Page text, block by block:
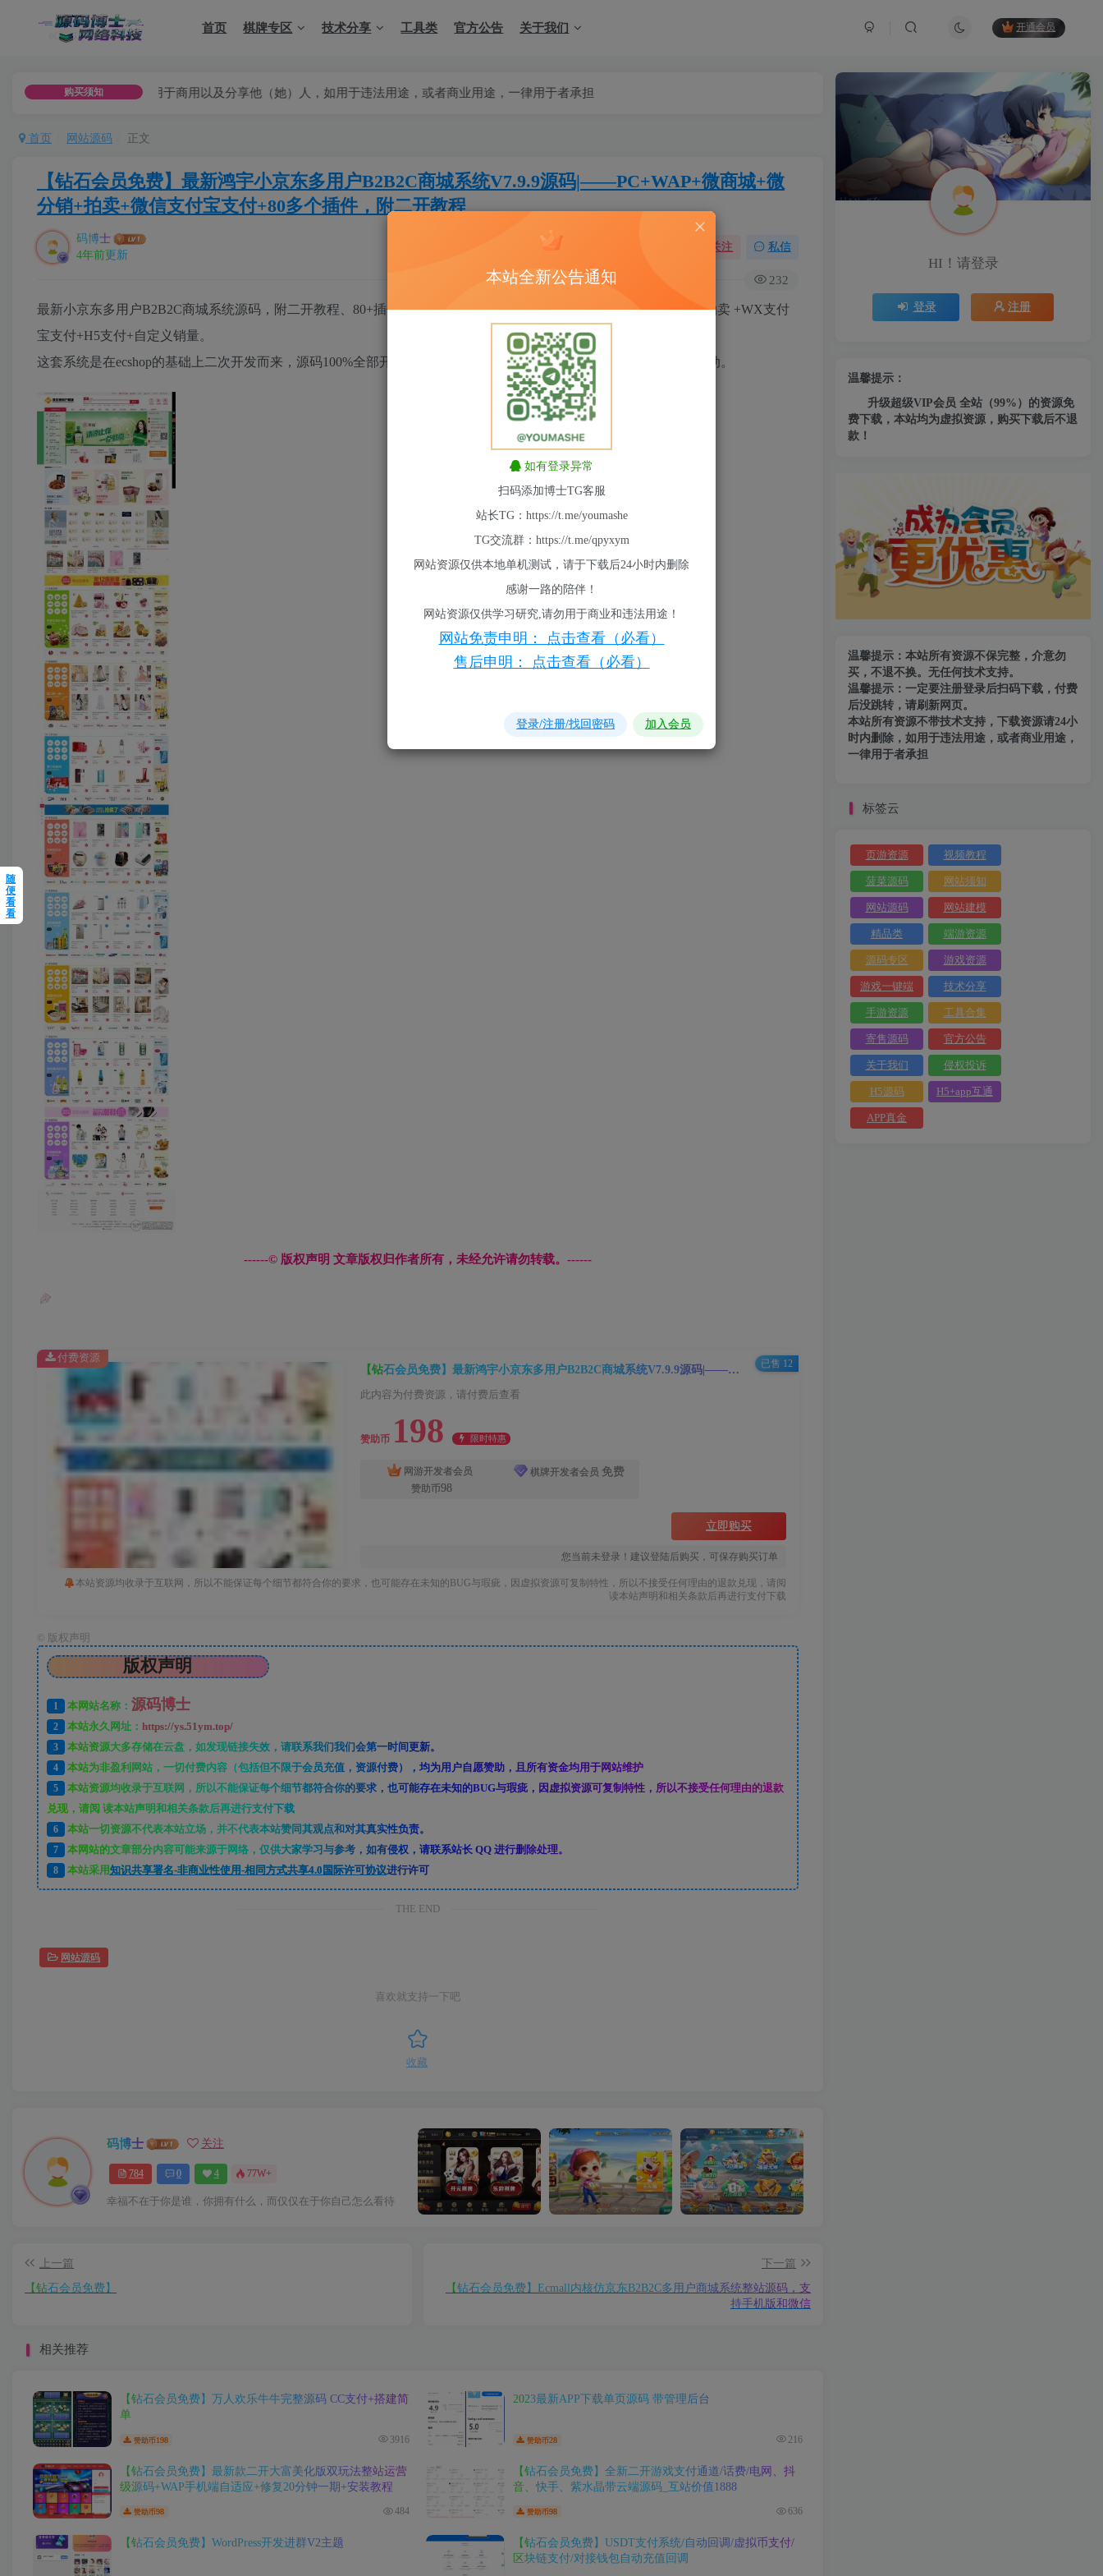
首页 棋牌专区 技术分享 工具类 官方公告 关于我们 开通会员
购买须知
习测试，不可用于商用以及分享他（她）人，如用于违法用途，或者商业用途，一律用于者承担
首页 网站源码 正文
【钻石会员免费】最新鸿宇小京东多用户B2B2C商城系统V7.9.9源码|——PC+WAP+微商城+微
分销+拍卖+微信支付宝支付+80多个插件，附二开教程
码博士
4年前更新
关注 私信
232
最新小京东多用户B2B2C商城系统源码，附二开教程、80+插件——PC端+手机端+微商城+微分销+拼团+供求+秒杀+拍卖 +WX支付
宝支付+H5支付+自定义销量。
这套系统是在ecshop的基础上二次开发而来，源码100%全部开放，还附带有二次开发视频教程，懂技术的可以任意改动。
------© 版权声明 文章版权归作者所有，未经允许请勿转载。------
【钻石会员免费】最新鸿宇小京东多用户B2B2C商城系统V7.9.9源码|——PC+WAP+微商城+微分销+拍卖+微信支付宝支付+80多个插件，附二开教程
此内容为付费资源，请付费后查看
赞助币 198 限时特惠
网游开发者会员
赞助币98
棋牌开发者会员 免费
立即购买
您当前未登录！建议登陆后购买，可保存购买订单
本站资源均收录于互联网，所以不能保证每个细节都符合你的要求，也可能存在未知的BUG与瑕疵，因虚拟资源可复制特性，所以不接受任何理由的退款兑现，请阅
读本站声明和相关条款后再进行支付下载
付费资源
已售 12
版权声明
版权声明
1 本网站名称： 源码博士
2 本站永久网址： https://ys.51ym.top/
3
本站资源大多存储在云盘，如发现链接失效，请联系我们我们会第一时间更新。
4
本站为非盈利网站，一切付费内容（包括但不限于会员充值，资源付费），均为用户自愿赞助，且所有资金均用于网站维护
5
本站资源均收录于互联网，所以不能保证每个细节都符合你的要求，也可能存在未知的BUG与瑕疵，因虚拟资源可复制特性，所以不接受任何理由的退款
兑现，请阅 读本站声明和相关条款后再进行支付下载
6
本站一切资源不代表本站立场，并不代表本站赞同其观点和对其真实性负责。
7
本网站的文章部分内容可能来源于网络，仅供大家学习与参考，如有侵权，请联系站长 QQ 进行删除处理。
8
本站采用知识共享署名-非商业性使用-相同方式共享4.0国际许可协议进行许可
THE END
网站源码
喜欢就支持一下吧
收藏
码博士 关注
784 0 4 77W+
幸福不在于你是谁，你拥有什么，而仅仅在于你自己怎么看待 【注册会员免费】视讯APP平台完整版 【钻石会员免费】最新更新七星娱乐六地方玩法源码 200个子游戏 【限时至尊免费】新产品乐搏互娱
上一篇
【钻石会员免费】
下一篇
【钻石会员免费】Ecmall内核仿京东B2B2C多用户商城系统整站源码，支
持手机版和微信
相关推荐
【钻石会员免费】万人欢乐牛牛完整源码 CC支付+搭建简
单
赞助币 198 3916
2023最新APP下载单页源码 带管理后台
赞助币28 216
【钻石会员免费】最新款二开大富美化版双玩法整站运营
级源码+WAP手机端自适应+修复20分钟一期+安装教程
赞助币98 484
【钻石会员免费】全新二开游戏支付通道/话费/电网、抖
音、快手、紫水晶带云端源码_互站价值1888
赞助币98 636
【钻石会员免费】WordPress开发进群V2主题
【钻石会员免费】USDT支付系统/自动回调/虚拟币支付/
区块链支付/对接钱包自动充值回调
HI！请登录
登录 注册
温馨提示：
升级超级VIP会员 全站（99%）的资源免
费下载，本站均为虚拟资源，购买下载后不退
款！
温馨提示：本站所有资源不保完整，介意勿
买，不退不换。无任何技术支持。
温馨提示：一定要注册登录后扫码下载，付费
后没跳转，请刷新网页。
本站所有资源不带技术支持，下载资源请24小
时内删除，如用于违法用途，或者商业用途，
一律用于者承担
标签云
页游资源 视频教程
菠菜源码 网站须知
网站源码 网站建模
精品类 端游资源
源码专区 游戏资源
游戏一键端 技术分享
手游资源 工具合集
寄售源码 官方公告
关于我们 侵权投诉
H5源码 H5+app互通
APP真金
随
便
看
看
本站全新公告通知
如有登录异常
扫码添加博士TG客服
站长TG：https://t.me/youmashe
TG交流群：https://t.me/qpyxym
网站资源仅供本地单机测试，请于下载后24小时内删除
感谢一路的陪伴！
网站资源仅供学习研究,请勿用于商业和违法用途！
网站免责申明： 点击查看（必看）
售后申明： 点击查看（必看）
登录/注册/找回密码 加入会员